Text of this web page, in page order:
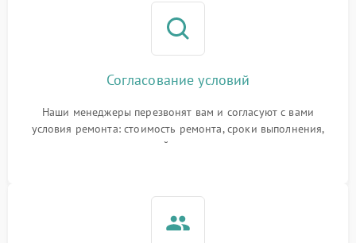
Согласование условий
Наши менеджеры перезвонят вам и согласуют с вами
условия ремонта: стоимость ремонта, сроки выполнения,
гарантийные условия